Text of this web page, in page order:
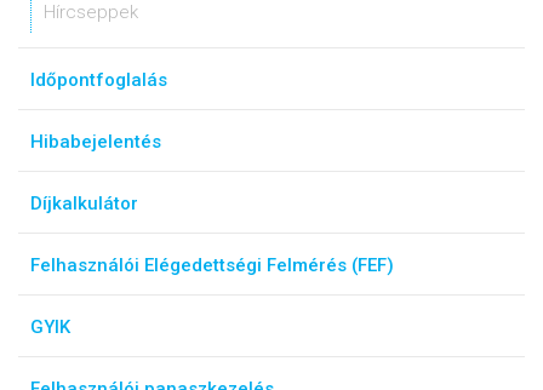
Hírcseppek
Időpontfoglalás
Hibabejelentés
Díjkalkulátor
Felhasználói Elégedettségi Felmérés (FEF)
GYIK